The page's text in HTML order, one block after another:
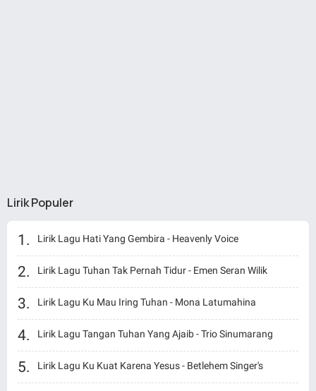
Lirik Populer
Lirik Lagu Hati Yang Gembira - Heavenly Voice
Lirik Lagu Tuhan Tak Pernah Tidur - Emen Seran Wilik
Lirik Lagu Ku Mau Iring Tuhan - Mona Latumahina
Lirik Lagu Tangan Tuhan Yang Ajaib - Trio Sinumarang
Lirik Lagu Ku Kuat Karena Yesus - Betlehem Singer's